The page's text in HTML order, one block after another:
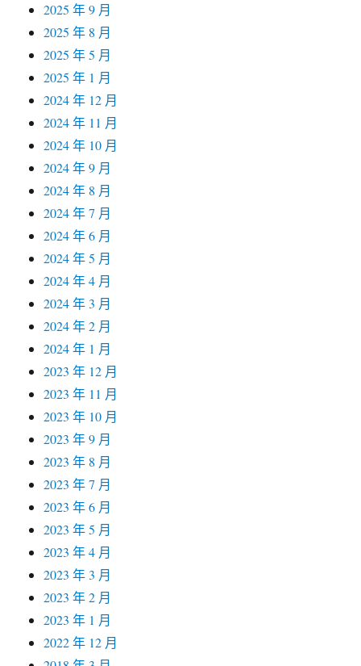
2025 年 9 月
2025 年 8 月
2025 年 5 月
2025 年 1 月
2024 年 12 月
2024 年 11 月
2024 年 10 月
2024 年 9 月
2024 年 8 月
2024 年 7 月
2024 年 6 月
2024 年 5 月
2024 年 4 月
2024 年 3 月
2024 年 2 月
2024 年 1 月
2023 年 12 月
2023 年 11 月
2023 年 10 月
2023 年 9 月
2023 年 8 月
2023 年 7 月
2023 年 6 月
2023 年 5 月
2023 年 4 月
2023 年 3 月
2023 年 2 月
2023 年 1 月
2022 年 12 月